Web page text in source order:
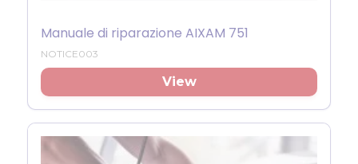
Manuale di riparazione AIXAM 751
NOTICE003
View